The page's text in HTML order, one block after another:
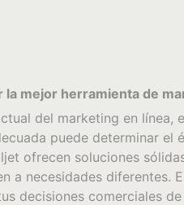
la mejor herramienta de
del marketing en
puede determinar el
ofrecen soluciones
a necesidades diferentes.
decisiones comerciales